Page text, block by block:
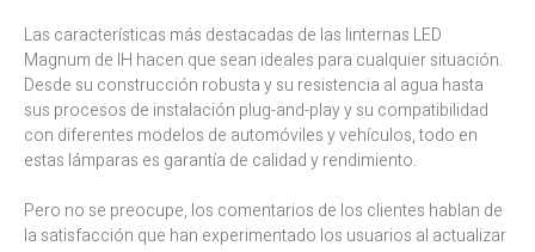
Las características más destacadas de las linternas LED
Magnum de IH hacen que sean ideales para cualquier situación.
Desde su construcción robusta y su resistencia al agua hasta
sus procesos de instalación plug-and-play y su compatibilidad
con diferentes modelos de automóviles y vehículos, todo en
estas lámparas es garantía de calidad y rendimiento.
Pero no se preocupe, los comentarios de los clientes hablan de
la satisfacción que han experimentado los usuarios al actualizar